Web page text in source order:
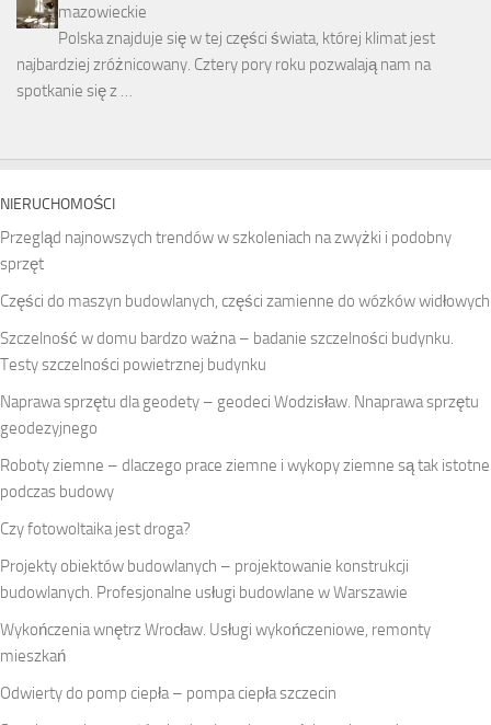
mazowieckie
Polska znajduje się w tej części świata, której klimat jest
najbardziej zróżnicowany. Cztery pory roku pozwalają nam na
spotkanie się z …
NIERUCHOMOŚCI
Przegląd najnowszych trendów w szkoleniach na zwyżki i podobny
sprzęt
Części do maszyn budowlanych, części zamienne do wózków widłowych
Szczelność w domu bardzo ważna – badanie szczelności budynku.
Testy szczelności powietrznej budynku
Naprawa sprzętu dla geodety – geodeci Wodzisław. Nnaprawa sprzętu
geodezyjnego
Roboty ziemne – dlaczego prace ziemne i wykopy ziemne są tak istotne
podczas budowy
Czy fotowoltaika jest droga?
Projekty obiektów budowlanych – projektowanie konstrukcji
budowlanych. Profesjonalne usługi budowlane w Warszawie
Wykończenia wnętrz Wrocław. Usługi wykończeniowe, remonty
mieszkań
Odwierty do pomp ciepła – pompa ciepła szczecin